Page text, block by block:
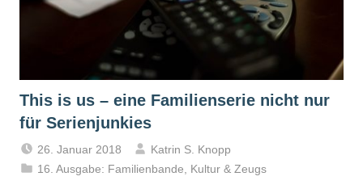
This is us – eine Familienserie nicht nur
für Serienjunkies
26. Januar 2018
Katrin S. Knopp
16. Ausgabe: Familienbande
Kultur & Zeugs